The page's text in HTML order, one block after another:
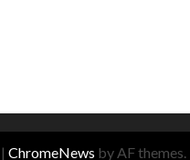
| ChromeNews by AF themes.